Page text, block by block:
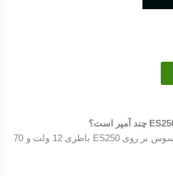
شرکت خودروسازی لکسوس بر روی ES250 باطری 12 ولت و 70